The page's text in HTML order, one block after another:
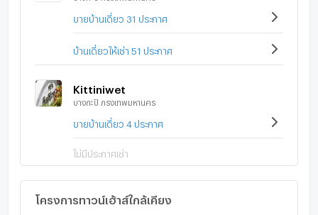
ขายบ้านเดี่ยว 31 ประกาศ
บ้านเดี่ยวให้เช่า 51 ประกาศ
Kittiniwet
บางกะปิ กรุงเทพมหานคร
ขายบ้านเดี่ยว 4 ประกาศ
ไม่มีประกาศเช่า
โครงการทาวน์เฮ้าส์ใกล้เคียง